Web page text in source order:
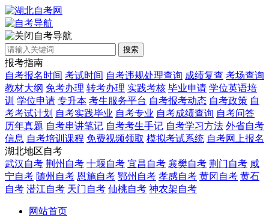
自考导航
搜索
报考指南
自考报名时间 考试时间 自考违规处理查询 成绩复查 考场查询
教材大纲 免考办理 转考办理 实践考核 毕业申请 学位英语培
训 学位申请 专升本 考生服务平台 自考报考动态 自考政策 自
考考试计划 自考实践毕业 自考专业 自考成绩查询 自考问答
历年真题 自考串讲笔记 自考考生手记 自考学习方法 外省自考
信息 自考培训课程 免费视频领取 模拟考试系统 自考网上报名
湖北地区自考
武汉自考 荆州自考 十堰自考 宜昌自考 襄樊自考 荆门自考 咸
宁自考 随州自考 恩施自考 鄂州自考 孝感自考 黄冈自考 黄石
自考 潜江自考 天门自考 仙桃自考 神农架自考
网站首页